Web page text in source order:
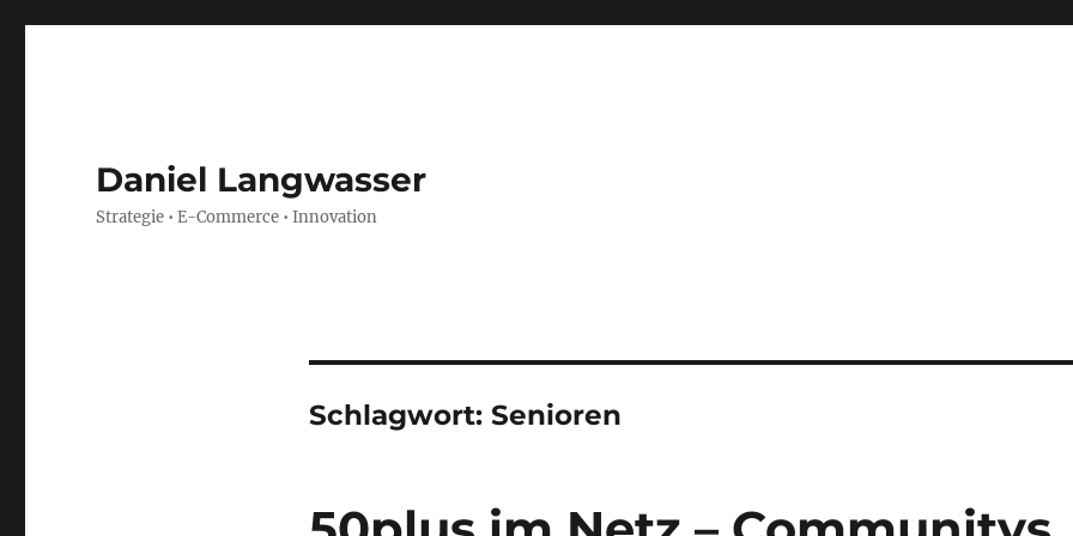
Daniel Langwasser
Strategie • E-Commerce • Innovation
Schlagwort: Senioren